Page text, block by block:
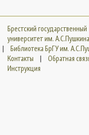
Брестский государственный
университет им. А.С.Пушкина
|
Библиотека БрГУ им.
Контакты
| Обратная
Инструкция